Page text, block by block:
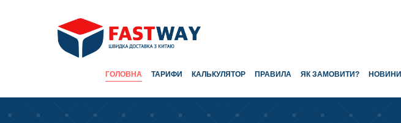
НОВИНИ
ЯК ЗАМОВИТИ?
ПРАВИЛА
КАЛЬКУЛЯТОР
ТАРИФИ
ГОЛОВНА